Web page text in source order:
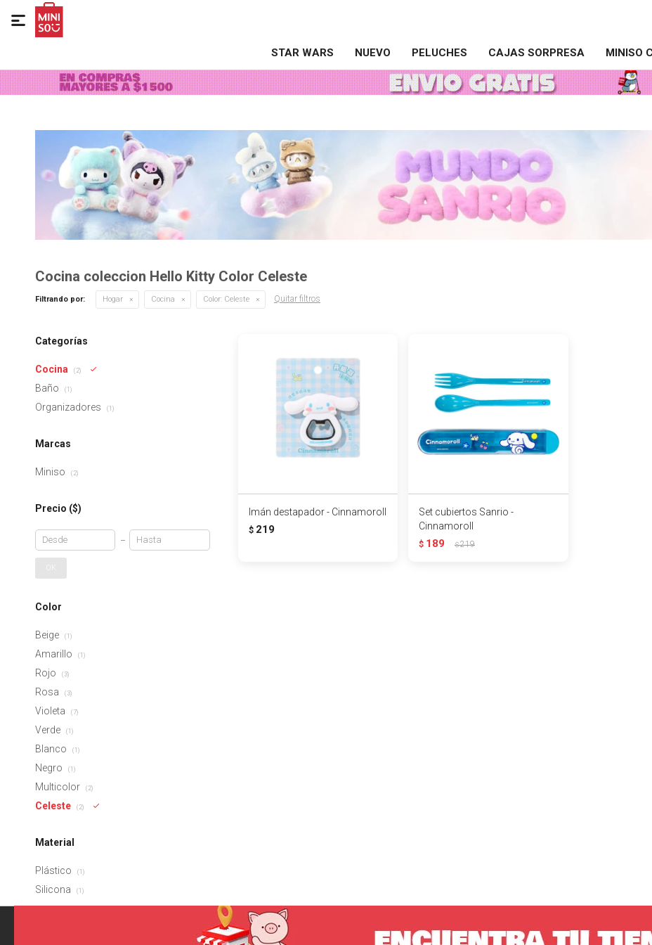
STAR WARS NUEVO PELUCHES CAJAS SORPRESA MINISO

Cocina coleccion Hello Kitty Color Celeste
Filtrando por: Hogar Cocina Color: Celeste Quitar filtros
Imán destapador - Cinnamoroll
$ 219
Set cubiertos Sanrio -
Cinnamoroll
$ 189 $219
Categorías
Cocina (2)
Baño (1)
Organizadores (1)
Marcas
Miniso (2)
Precio ($)
OK
Color
Beige (1)
Amarillo (1)
Rojo (3)
Rosa (3)
Violeta (7)
Verde (1)
Blanco (1)
Negro (1)
Multicolor (2)
Celeste (2)
Material
Plástico (1)
Silicona (1)